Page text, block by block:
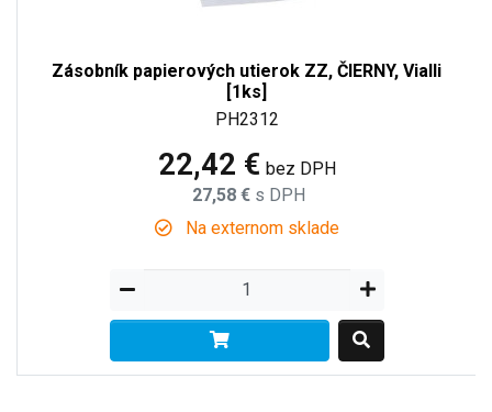
Zásobník papierových utierok ZZ, ČIERNY, Vialli
[1ks]
PH2312
22,42 € bez DPH
27,58 € s DPH
Na externom sklade